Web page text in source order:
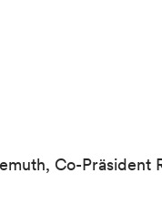
Co-Präsident